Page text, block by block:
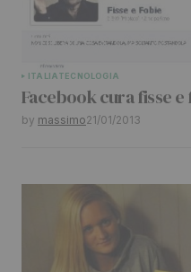
ITALIATECNOLOGIA
Facebook cura fisse
by massimo21/01/2013